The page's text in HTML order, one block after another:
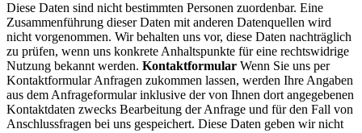
Diese Daten sind nicht bestimmten Personen zuordenbar. Eine
Zusammenführung dieser Daten mit anderen Datenquellen wird
nicht vorgenommen. Wir behalten uns vor, diese Daten nachträglich
zu prüfen, wenn uns konkrete Anhaltspunkte für eine rechtswidrige
Nutzung bekannt werden. Kontaktformular Wenn Sie uns per
Kontaktformular Anfragen zukommen lassen, werden Ihre Angaben
aus dem Anfrageformular inklusive der von Ihnen dort angegebenen
Kontaktdaten zwecks Bearbeitung der Anfrage und für den Fall von
Anschlussfragen bei uns gespeichert. Diese Daten geben wir nicht